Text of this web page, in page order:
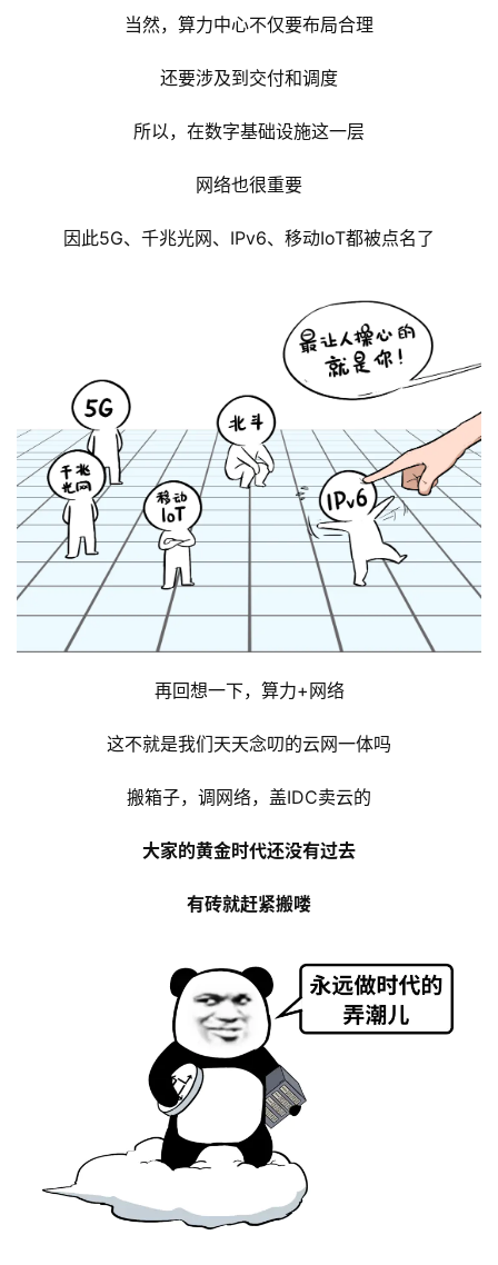
当然，算力中心不仅要布局合理
还要涉及到交付和调度
所以，在数字基础设施这一层
网络也很重要
因此5G、千兆光网、IPv6、移动IoT都被点名了
再回想一下，算力+网络
这不就是我们天天念叨的云网一体吗
搬箱子，调网络，盖IDC卖云的
大家的黄金时代还没有过去
有砖就赶紧搬喽